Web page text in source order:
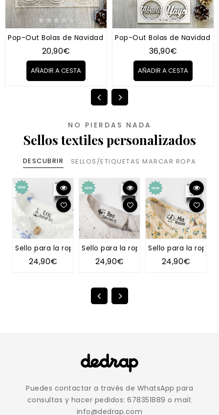
Pop-Out Bolas de Navidad 3 unidades (a escoger
20,90€
AÑADIR A CESTA
Pop-Out Bolas de Navidad
36,90€
AÑADIR A CESTA
NO PIERDAS NADA
Sellos textiles personalizados
DESCUBRIR SELLOS/ETIQUETAS MARCAR ROPA
Sello para la ropa TIPI
24,90€
Sello para la ropa DIENTE DE LEÓN
24,90€
Sello para la ropa
24,90€
Puedes contactar a través de WhatsApp para
consultas y hacer pedidos: 678351889 o mail:
info@dedrap.com